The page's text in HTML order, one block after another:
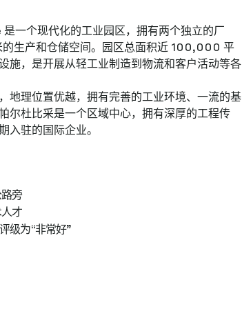
一个现代化的工业园区，拥有两个独立的厂
生产和仓储空间。园区总面积近 100,000 平
施，是开展从轻工业制造到物流和客户活动等各
地理位置优越，拥有完善的工业环境、一流的基
尔杜比采是一个区域中心，拥有深厚的工程传
入驻的国际企业。
旁
才
级为“非常好”